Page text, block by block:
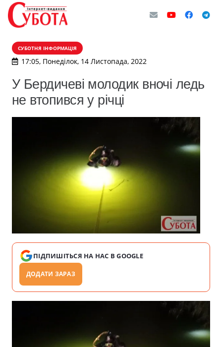
СУБОТНЯ ІНФОРМАЦІЯ
17:05, Понеділок, 14 Листопада, 2022
У Бердичеві молодик вночі ледь
не втопився у річці
ПІДПИШІТЬСЯ НА НАС В GOOGLE
ДОДАТИ ЗАРАЗ